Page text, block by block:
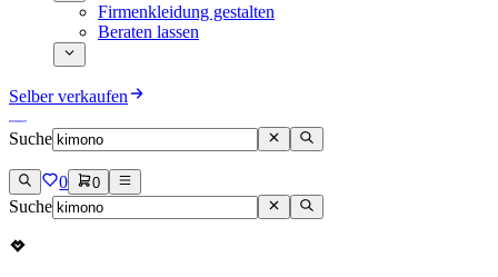
Firmenkleidung gestalten
Beraten lassen
Selber verkaufen
Suche
0 0
Suche